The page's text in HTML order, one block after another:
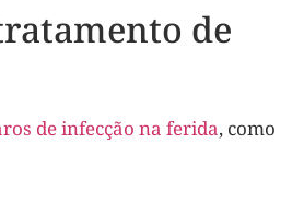
de
de infecção na ferida, como